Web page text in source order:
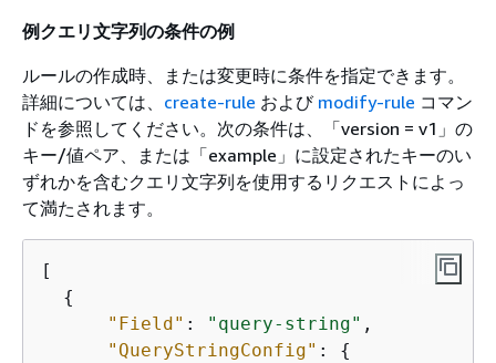
例クエリ文字列の条件の例
ルールの作成時、または変更時に条件を指定できます。
詳細については、 create-rule および modify-rule コマン
ドを参照してください。次の条件は、「version = v1」の
キー/値ペア、または「example」に設定されたキーのい
ずれかを含むクエリ文字列を使用するリクエストによっ
て満たされます。
[
{
"Field" : "query-string" ,
"QueryStringConfig" : {